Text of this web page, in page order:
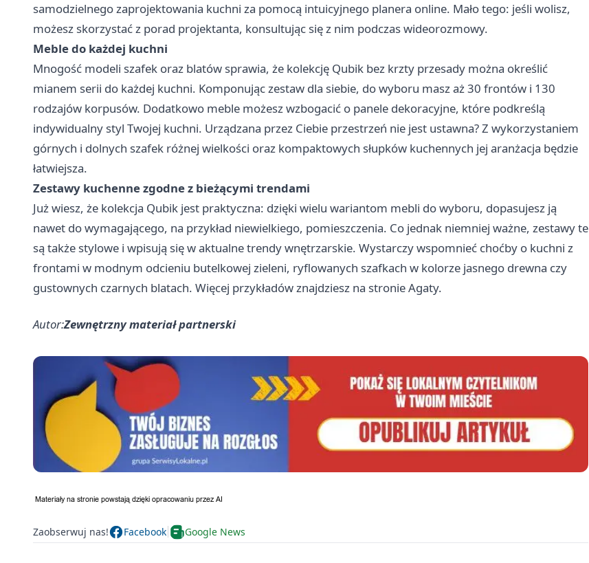
samodzielnego zaprojektowania kuchni za pomocą intuicyjnego planera online. Mało tego: jeśli wolisz,
możesz skorzystać z porad projektanta, konsultując się z nim podczas wideorozmowy.
Meble do każdej kuchni
Mnogość modeli szafek oraz blatów sprawia, że kolekcję Qubik bez krzty przesady można określić
mianem serii do każdej kuchni. Komponując zestaw dla siebie, do wyboru masz aż 30 frontów i 130
rodzajów korpusów. Dodatkowo meble możesz wzbogacić o panele dekoracyjne, które podkreślą
indywidualny styl Twojej kuchni. Urządzana przez Ciebie przestrzeń nie jest ustawna? Z wykorzystaniem
górnych i dolnych szafek różnej wielkości oraz kompaktowych słupków kuchennych jej aranżacja będzie
łatwiejsza.
Zestawy kuchenne zgodne z bieżącymi trendami
Już wiesz, że kolekcja Qubik jest praktyczna: dzięki wielu wariantom mebli do wyboru, dopasujesz ją
nawet do wymagającego, na przykład niewielkiego, pomieszczenia. Co jednak niemniej ważne, zestawy te
są także stylowe i wpisują się w aktualne trendy wnętrzarskie. Wystarczy wspomnieć choćby o kuchni z
frontami w modnym odcieniu butelkowej zieleni, ryflowanych szafkach w kolorze jasnego drewna czy
gustownych czarnych blatach. Więcej przykładów znajdziesz na stronie Agaty.
Autor:Zewnętrzny materiał partnerski
Zaobserwuj nas! Facebook Google News